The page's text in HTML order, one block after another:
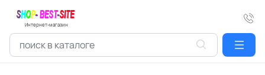
Интернет-магазин